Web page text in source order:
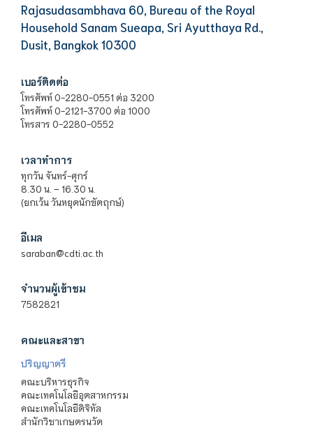
Rajasudasambhava 60, Bureau of the Royal
Household Sanam Sueapa, Sri Ayutthaya Rd.,
Dusit, Bangkok 10300
เบอร์ติดต่อ
โทรศัพท์ 0-2280-0551 ต่อ 3200
โทรศัพท์ 0-2121-3700 ต่อ 1000
โทรสาร 0-2280-0552
เวลาทำการ
ทุกวัน จันทร์-ศุกร์
8.30 น. – 16.30 น.
(ยกเว้น วันหยุดนักขัตฤกษ์)
อีเมล
saraban@cdti.ac.th
จำนวนผู้เข้าชม
7582821
คณะและสาขา
ปริญญาตรี
คณะบริหารธุรกิจ
คณะเทคโนโลยีอุตสาหกรรม
คณะเทคโนโลยีดิจิทัล
สำนักวิชาเกษตรนวัต